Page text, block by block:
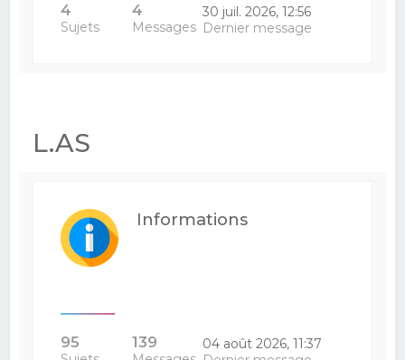
4
Sujets
4
Messages
30 juil. 2026, 12:56
Dernier message
L.AS
Informations
95 139
04 août 2026, 11:37